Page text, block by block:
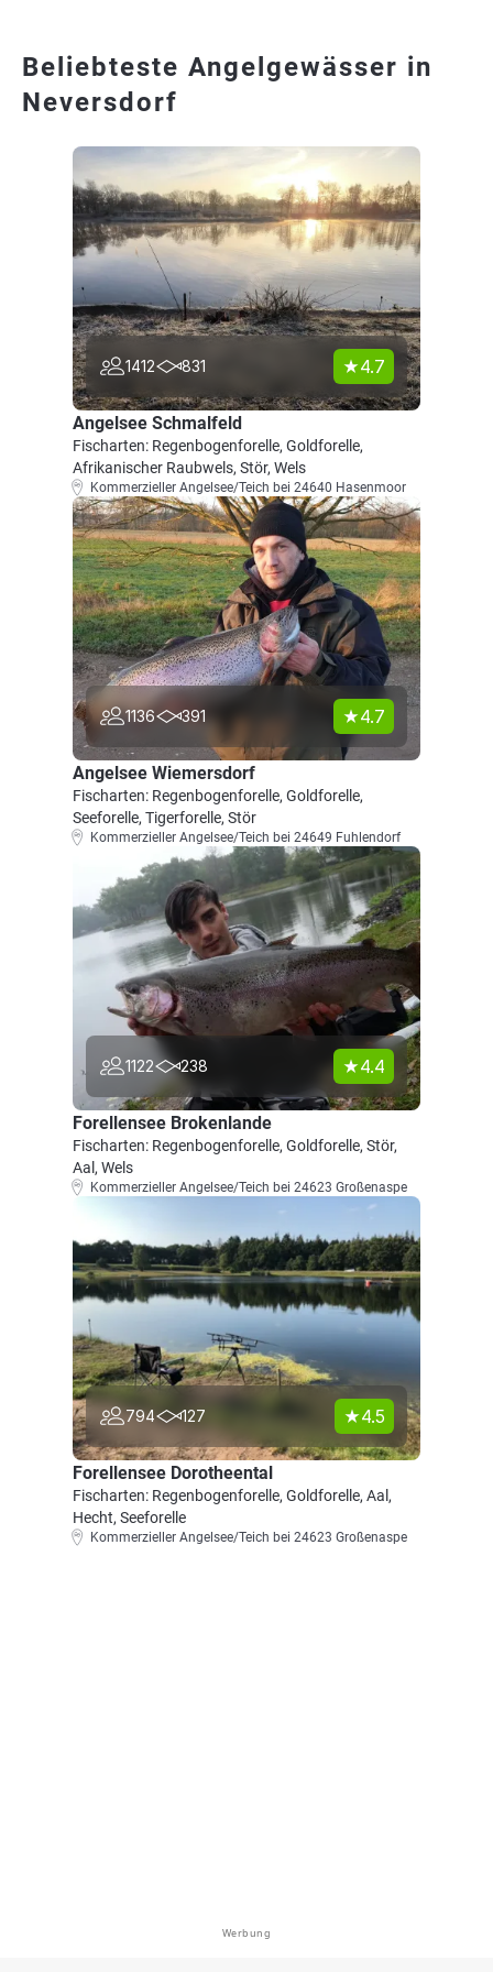
Beliebteste Angelgewässer in
Neversdorf
1412 831 4.7
Angelsee Schmalfeld
Fischarten: Regenbogenforelle, Goldforelle,
Afrikanischer Raubwels, Stör, Wels
Kommerzieller Angelsee/Teich bei 24640 Hasenmoor
1136 391 4.7
Angelsee Wiemersdorf
Fischarten: Regenbogenforelle, Goldforelle,
Seeforelle, Tigerforelle, Stör
Kommerzieller Angelsee/Teich bei 24649 Fuhlendorf
1122 238 4.4
Forellensee Brokenlande
Fischarten: Regenbogenforelle, Goldforelle, Stör,
Aal, Wels
Kommerzieller Angelsee/Teich bei 24623 Großenaspe
794 127 4.5
Forellensee Dorotheental
Fischarten: Regenbogenforelle, Goldforelle, Aal,
Hecht, Seeforelle
Kommerzieller Angelsee/Teich bei 24623 Großenaspe
Werbung